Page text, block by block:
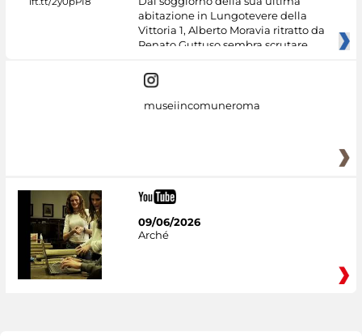
abitazione in Lungotevere della
Vittoria 1, Alberto Moravia ritratto da
Renato Guttuso sembra scrutare
museiincomuneroma
09/06/2026
Arché